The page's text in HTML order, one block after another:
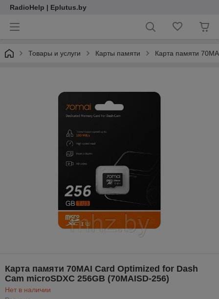
RadioHelp | Eplutus.by
Товары и услуги Карты памяти Карта памяти
Карта памяти 70MAI Card Optimized for Dash
Cam microSDXC 256GB (70MAISD-256)
Нет в наличии